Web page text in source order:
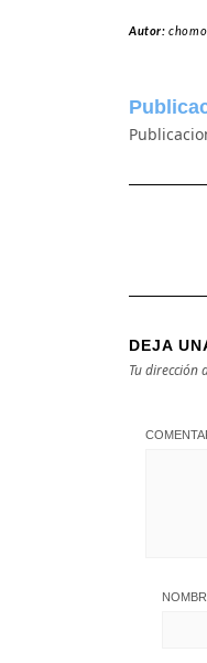
Autor:
DEJA
Tu dirección